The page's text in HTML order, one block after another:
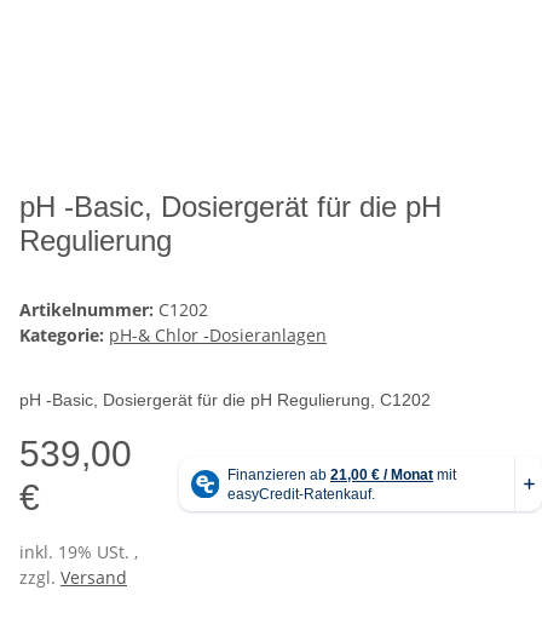
pH -Basic, Dosiergerät für die pH
Regulierung
Artikelnummer: C1202
Kategorie: pH-& Chlor -Dosieranlagen
pH -Basic, Dosiergerät für die pH Regulierung, C1202
539,00
€
inkl. 19% USt. ,
zzgl. Versand